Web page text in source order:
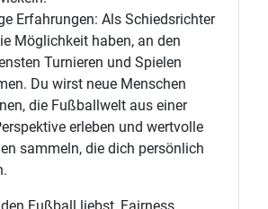
Erfahrungen: Als Schiedsrichter
Möglichkeit haben, an den
Turnieren und Spielen
Du wirst neue Menschen
die Fußballwelt aus einer
erleben und wertvolle
sammeln, die dich persönlich
Fußball liebst, Fairness